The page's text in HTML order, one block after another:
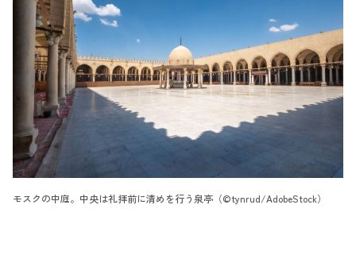
モスクの中庭。中央は礼拝前に清めを行う泉亭（©tynrud/AdobeStock）